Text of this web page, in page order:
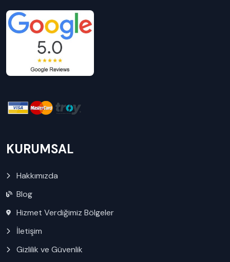
KURUMSAL
Hakkımızda
Blog
Hizmet Verdiğimiz Bölgeler
İletişim
Gizlilik ve Güvenlik